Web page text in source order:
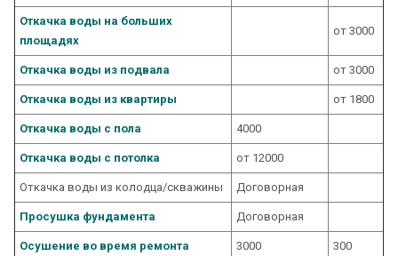
Откачка воды на больших
площадях
от 3000
Откачка воды из подвала от 3000
Откачка воды из квартиры от 1800
Откачка воды с пола 4000
Откачка воды с потолка от 12000
Откачка воды из колодца/скважины Договорная
Просушка фундамента Договорная
Осушение во время ремонта 3000 300